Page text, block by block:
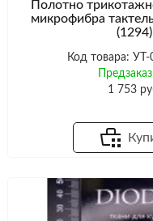
Полотно
микрофибра
(1294)
Код товара:
1 753